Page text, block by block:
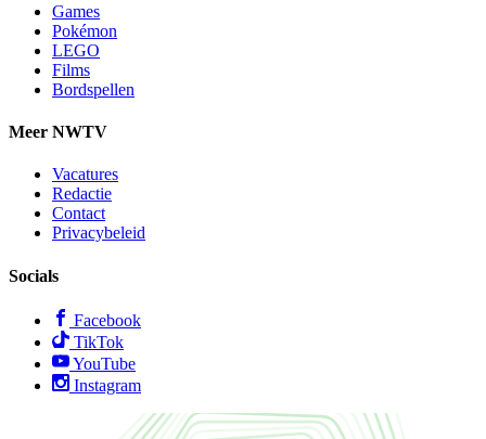
Games
Pokémon
LEGO
Films
Bordspellen
Meer NWTV
Vacatures
Redactie
Contact
Privacybeleid
Socials
Facebook
TikTok
YouTube
Instagram